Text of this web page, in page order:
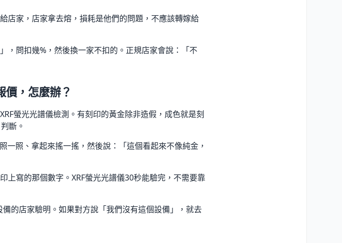
店家，店家拿去熔，損耗是他們的問題，不應該轉嫁給
，問扣幾%，然後換一家不扣的。正規店家會說：「不
價，怎麼辦？
螢光光譜儀檢測。有刻印的黃金除非造假，成色就是刻
斷。
照、拿起來搖一搖，然後說：「這個看起來不像純金，
上寫的那個數字。XRF螢光光譜儀30秒能驗完，不需要靠
備的店家驗明。如果對方說「我們沒有這個設備」，就去